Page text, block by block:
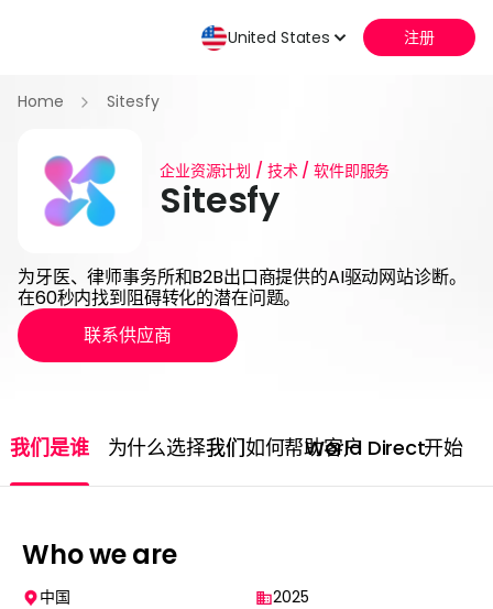
Home Sitesfy
企业资源计划 / 技术 / 软件即服务
Sitesfy
为牙医、律师事务所和B2B出口商提供的AI驱动网站诊断。
在60秒内找到阻碍转化的潜在问题。
联系供应商
我们是谁 为什么选择我们我们如何帮助客户World Direct开始
Who we are
中国
2025
United States 注册